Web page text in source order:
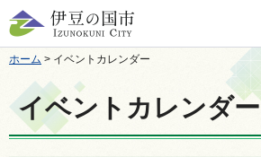
伊豆の国市
ホーム > イベントカレンダー
イベントカレンダー